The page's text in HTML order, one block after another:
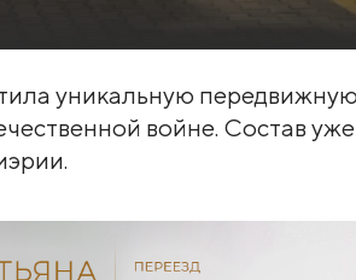
уникальную
войне. Состав